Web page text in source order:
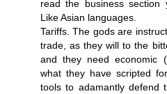
read the business section
Like Asian languages.
Tariffs. The gods are
trade, as they will to the
and they need economic
what they have scripted
tools to adamantly defend